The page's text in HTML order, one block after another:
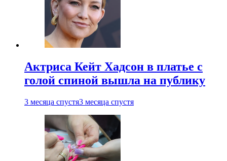
Актриса Кейт Хадсон в платье с
голой спиной вышла на публику
3 месяца спустя3 месяца спустя